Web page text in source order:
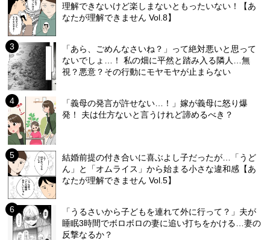
理解できないけど楽しまないともったいない！【あ
なたが理解できません Vol.8】
「あら、ごめんなさいね？」って絶対悪いと思って
ないでしょ…！ 私の畑に平然と踏み入る隣人…無
視？悪意？その行動にモヤモヤが止まらない
「義母の発言が許せない…！」嫁が義母に怒り爆
発！ 夫は仕方ないと言うけれど諦めるべき？
結婚前提の付き合いに喜ぶよし子だったが…「うど
ん」と「オムライス」から始まる小さな違和感【あ
なたが理解できません Vol.5】
「うるさいから子どもを連れて外に行って？」夫が
睡眠3時間でボロボロの妻に追い打ちをかける…妻の
反撃なるか？